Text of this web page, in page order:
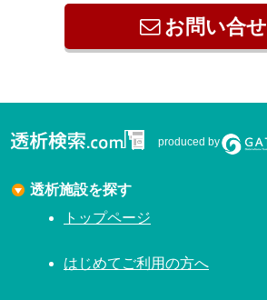
お問い合せ
produced by
透析施設を探す
トップページ
はじめてご利用の方へ